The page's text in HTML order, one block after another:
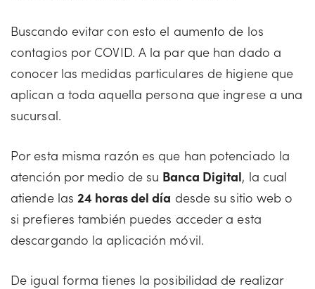
Buscando evitar con esto el aumento de los
contagios por COVID. A la par que han dado a
conocer las medidas particulares de higiene que
aplican a toda aquella persona que ingrese a una
sucursal.
Por esta misma razón es que han potenciado la
atención por medio de su Banca Digital, la cual
atiende las24 horas del día desde su sitio web o
si prefieres también puedes acceder a esta
descargando la aplicación móvil.
De igual forma tienes la posibilidad de realizar